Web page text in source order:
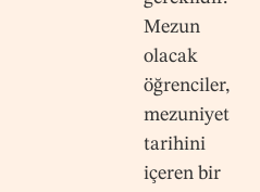
Mezun
olacak
öğrenciler,
mezuniyet
tarihini
içeren bir